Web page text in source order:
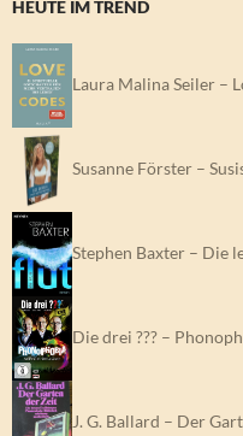
HEUTE IM TREND
Laura Malina Seiler –
Susanne Förster –
Stephen Baxter – Die
Die drei ??? –
J. G. Ballard – Der